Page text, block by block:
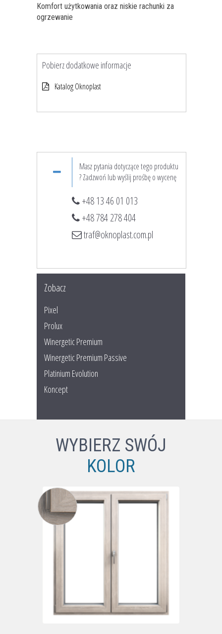
Komfort użytkowania oraz niskie rachunki za
ogrzewanie
Pobierz dodatkowe informacje
Katalog Oknoplast
Masz pytania dotyczące tego produktu
? Zadzwoń lub wyślij prośbę o wycenę
+48 13 46 01 013
+48 784 278 404
traf@oknoplast.com.pl
Zobacz
Pixel
Prolux
Winergetic Premium
Winergetic Premium Passive
Platinium Evolution
Koncept
WYBIERZ SWÓJ
KOLOR